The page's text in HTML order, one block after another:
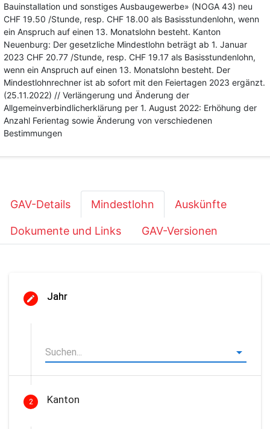
Bauinstallation und sonstiges Ausbaugewerbe» (NOGA 43) neu
CHF 19.50 /Stunde, resp. CHF 18.00 als Basisstundenlohn, wenn
ein Anspruch auf einen 13. Monatslohn besteht. Kanton
Neuenburg: Der gesetzliche Mindestlohn beträgt ab 1. Januar
2023 CHF 20.77 /Stunde, resp. CHF 19.17 als Basisstundenlohn,
wenn ein Anspruch auf einen 13. Monatslohn besteht. Der
Mindestlohnrechner ist ab sofort mit den Feiertagen 2023 ergänzt.
(25.11.2022) // Verlängerung und Änderung der
Allgemeinverbindlicherklärung per 1. August 2022: Erhöhung der
Anzahl Ferientag sowie Änderung von verschiedenen
Bestimmungen
GAV-Details Mindestlohn Auskünfte
Dokumente und Links GAV-Versionen
Jahr
2 Kanton